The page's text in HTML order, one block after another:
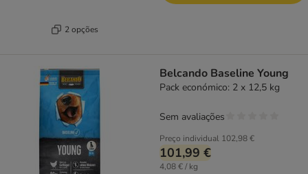
2 opções
Belcando Baseline Young
Pack económico: 2 x 12,5 kg
Preço individual 102,98 €
101,99 €
4,08 € / kg
Sem avaliações